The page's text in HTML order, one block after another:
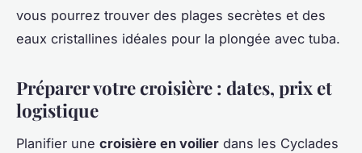
vous pourrez trouver des plages secrètes et des
eaux cristallines idéales pour la plongée avec tuba.
Préparer votre croisière : dates, prix et
logistique
Planifier une croisière en voilier dans les Cyclades